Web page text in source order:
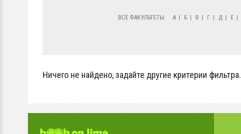
ВСЕ ФАКУЛЬТЕТЫ: А | Б | В | Г | Д | Е |
Ничего не найдено, задайте другие критерии фильтра.